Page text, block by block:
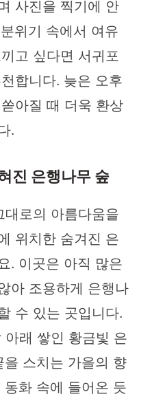
사진을 찍기에 안
위기 속에서 여유
고 싶다면 서귀포
합니다. 늦은 오후
아질 때 더욱 환상
.
진 은행나무 숲
로의 아름다움을
위치한 숨겨진 은
. 이곳은 아직 많은
아 조용하게 은행나
수 있는 곳입니다.
래 쌓인 황금빛 은
스치는 가을의 향
화 속에 들어온 듯